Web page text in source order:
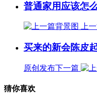
普通家用应该怎
上
买来的新会陈皮
原创发布下一篇
猜你喜欢